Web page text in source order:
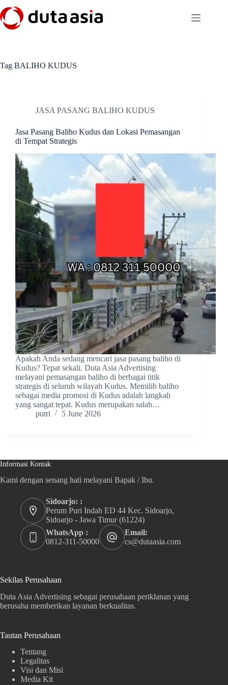
to
content
Tag BALIHO KUDUS
JASA PASANG BALIHO KUDUS
Jasa Pasang Baliho Kudus dan Lokasi Pemasangan
di Tempat Strategis
Apakah Anda sedang mencari jasa pasang baliho di
Kudus? Tepat sekali. Duta Asia Advertising
melayani pemasangan baliho di berbagai titik
strategis di seluruh wilayah Kudus. Memilih baliho
sebagai media promosi di Kudus adalah langkah
yang sangat tepat. Kudus merupakan salah…
putri
5 June 2026
Informasi Kontak
Kami dengan senang hati melayani Bapak / Ibu.
Sidoarjo: :
Perum Puri Indah ED 44 Kec. Sidoarjo,
Sidoarjo - Jawa Timur (61224)
WhatsApp :
0812-311-50000
Email:
cs@dutaasia.com
Sekilas Perusahaan
Duta Asia Advertising sebagai perusahaan periklanan yang
berusaha memberikan layanan berkualitas.
Tautan Perusahaan
Tentang
Legalitas
Visi dan Misi
Media Kit